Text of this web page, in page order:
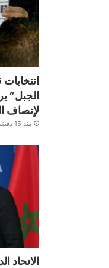
الجبل”
لإنصاف
منذ 15 دقيقة
الاتحاد